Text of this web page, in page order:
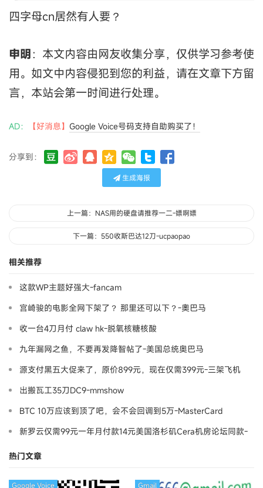
四字母cn居然有人要？
申明：本文内容由网友收集分享，仅供学习参考使
用。如文中内容侵犯到您的利益，请在文章下方留
言，本站会第一时间进行处理。
AD： 【好消息】 Google Voice号码支持自助购买了！
分享到：
生成海报
上一篇：NAS用的硬盘请推荐一二-嫖啊嫖
下一篇：550收斯巴达12刀-ucpaopao
相关推荐
这款WP主题好强大-fancam
宫崎骏的电影全网下架了？ 那里还可以下？-奧巴马
收一台4刀月付 claw hk-脱氧核糖核酸
九年漏网之鱼，不要再发降智帖了-美国总统奥巴马
源支付黑五大促来了，原价899元，现在仅需399元-三架飞机
出搬瓦工35刀DC9-mmshow
BTC 10万应该到顶了吧，会不会回调到5万-MasterCard
新罗云仅需99元一年月付款14元美国洛杉矶Cera机房论坛同款-
热门文章
Google Voice Gmail